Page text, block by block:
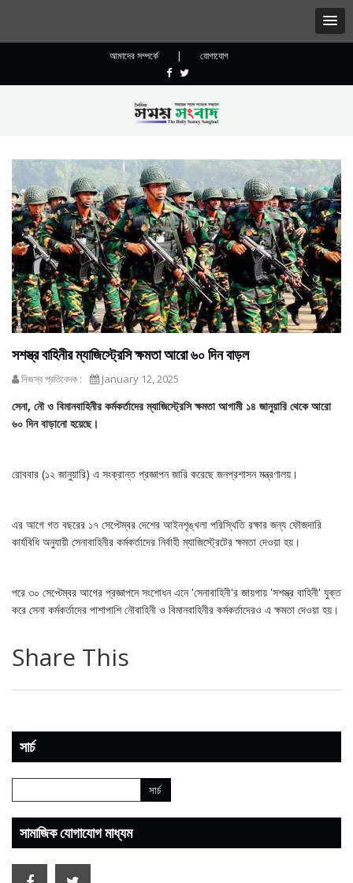
আমাদের সম্পর্কে | যোগাযোগ
সশস্ত্র বাহিনীর ম্যাজিস্ট্রেসি ক্ষমতা আরো ৬০ দিন বাড়ল
নিজস্ব প্রতিবেদক : January 12, 2025
সেনা, নৌ ও বিমানবাহিনীর কর্মকর্তাদের ম্যাজিস্ট্রেসি ক্ষমতা আগামী ১৪ জানুয়ারি থেকে আরো
৬০ দিন বাড়ানো হয়েছে।
রোববার (১২ জানুয়ারি) এ সংক্রান্ত প্রজ্ঞাপন জারি করেছে জনপ্রশাসন মন্ত্রণালয়।
এর আগে গত বছরের ১৭ সেপ্টেম্বর দেশের আইনশৃঙ্খলা পরিস্থিতি রক্ষার জন্য ফৌজদারি
কার্যবিধি অনুযায়ী সেনাবাহিনীর কর্মকর্তাদের নির্বাহী ম্যাজিস্ট্রেটের ক্ষমতা দেওয়া হয়।
পরে ৩০ সেপ্টেম্বর আগের প্রজ্ঞাপনে সংশোধন এনে 'সেনাবাহিনী'র জায়গায় 'সশস্ত্র বাহিনী' যুক্ত
করে সেনা কর্মকর্তাদের পাশাপাশি নৌবাহিনী ও বিমানবাহিনীর কর্মকর্তাদেরও এ ক্ষমতা দেওয়া হয়।
Share This
সার্চ
সামাজিক যোগাযোগ মাধ্যম